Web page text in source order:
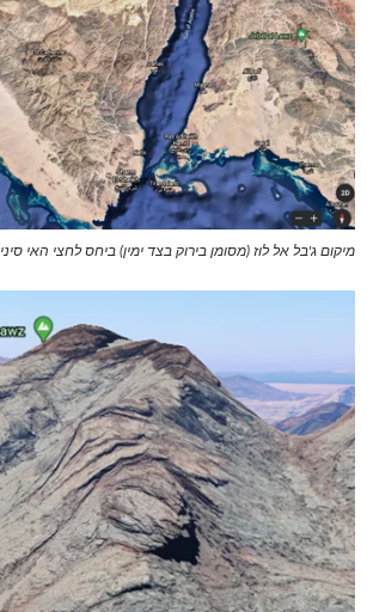
מיקום ג'בל אל לוז (מסומן בירוק בצד ימין) ביחס לחצי האי סיני